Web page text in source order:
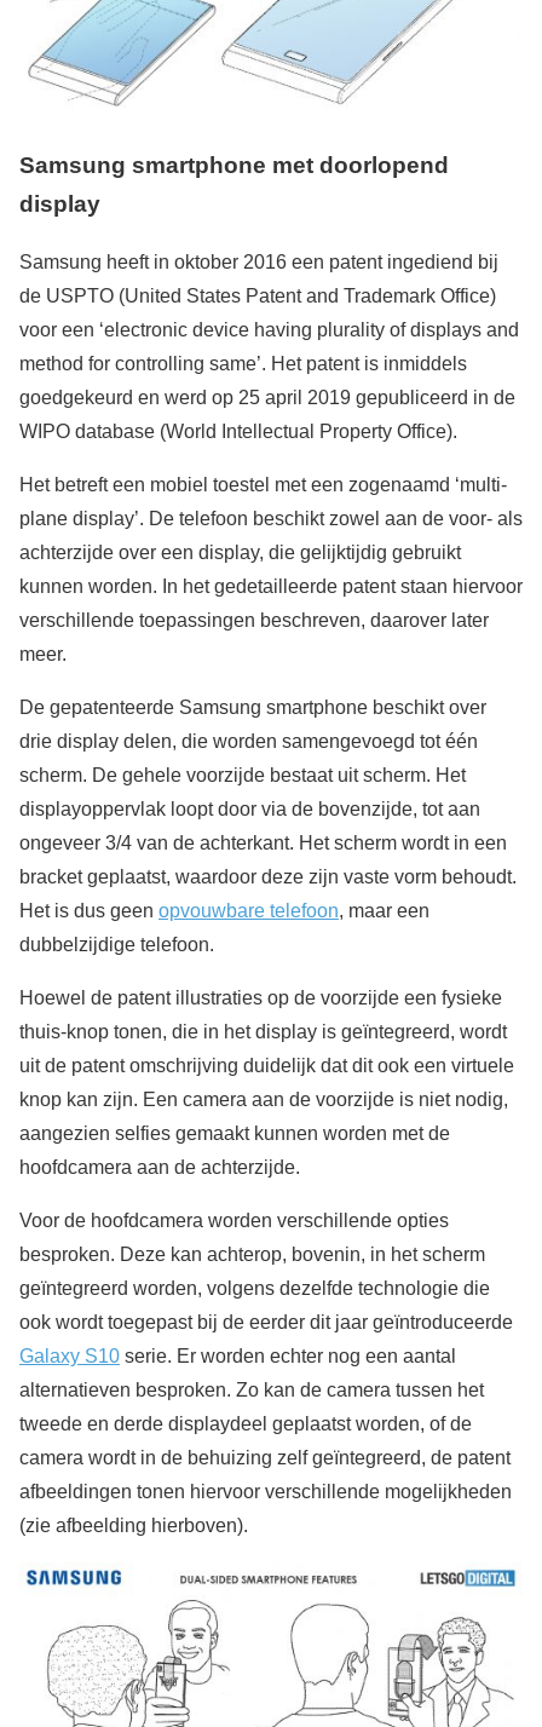
Samsung smartphone met doorlopend
display
Samsung heeft in oktober 2016 een patent ingediend bij
de USPTO (United States Patent and Trademark Office)
voor een ‘electronic device having plurality of displays and
method for controlling same’. Het patent is inmiddels
goedgekeurd en werd op 25 april 2019 gepubliceerd in de
WIPO database (World Intellectual Property Office).
Het betreft een mobiel toestel met een zogenaamd ‘multi-
plane display’. De telefoon beschikt zowel aan de voor- als
achterzijde over een display, die gelijktijdig gebruikt
kunnen worden. In het gedetailleerde patent staan hiervoor
verschillende toepassingen beschreven, daarover later
meer.
De gepatenteerde Samsung smartphone beschikt over
drie display delen, die worden samengevoegd tot één
scherm. De gehele voorzijde bestaat uit scherm. Het
displayoppervlak loopt door via de bovenzijde, tot aan
ongeveer 3/4 van de achterkant. Het scherm wordt in een
bracket geplaatst, waardoor deze zijn vaste vorm behoudt.
Het is dus geen opvouwbare telefoon, maar een
dubbelzijdige telefoon.
Hoewel de patent illustraties op de voorzijde een fysieke
thuis-knop tonen, die in het display is geïntegreerd, wordt
uit de patent omschrijving duidelijk dat dit ook een virtuele
knop kan zijn. Een camera aan de voorzijde is niet nodig,
aangezien selfies gemaakt kunnen worden met de
hoofdcamera aan de achterzijde.
Voor de hoofdcamera worden verschillende opties
besproken. Deze kan achterop, bovenin, in het scherm
geïntegreerd worden, volgens dezelfde technologie die
ook wordt toegepast bij de eerder dit jaar geïntroduceerde
Galaxy S10 serie. Er worden echter nog een aantal
alternatieven besproken. Zo kan de camera tussen het
tweede en derde displaydeel geplaatst worden, of de
camera wordt in de behuizing zelf geïntegreerd, de patent
afbeeldingen tonen hiervoor verschillende mogelijkheden
(zie afbeelding hierboven).